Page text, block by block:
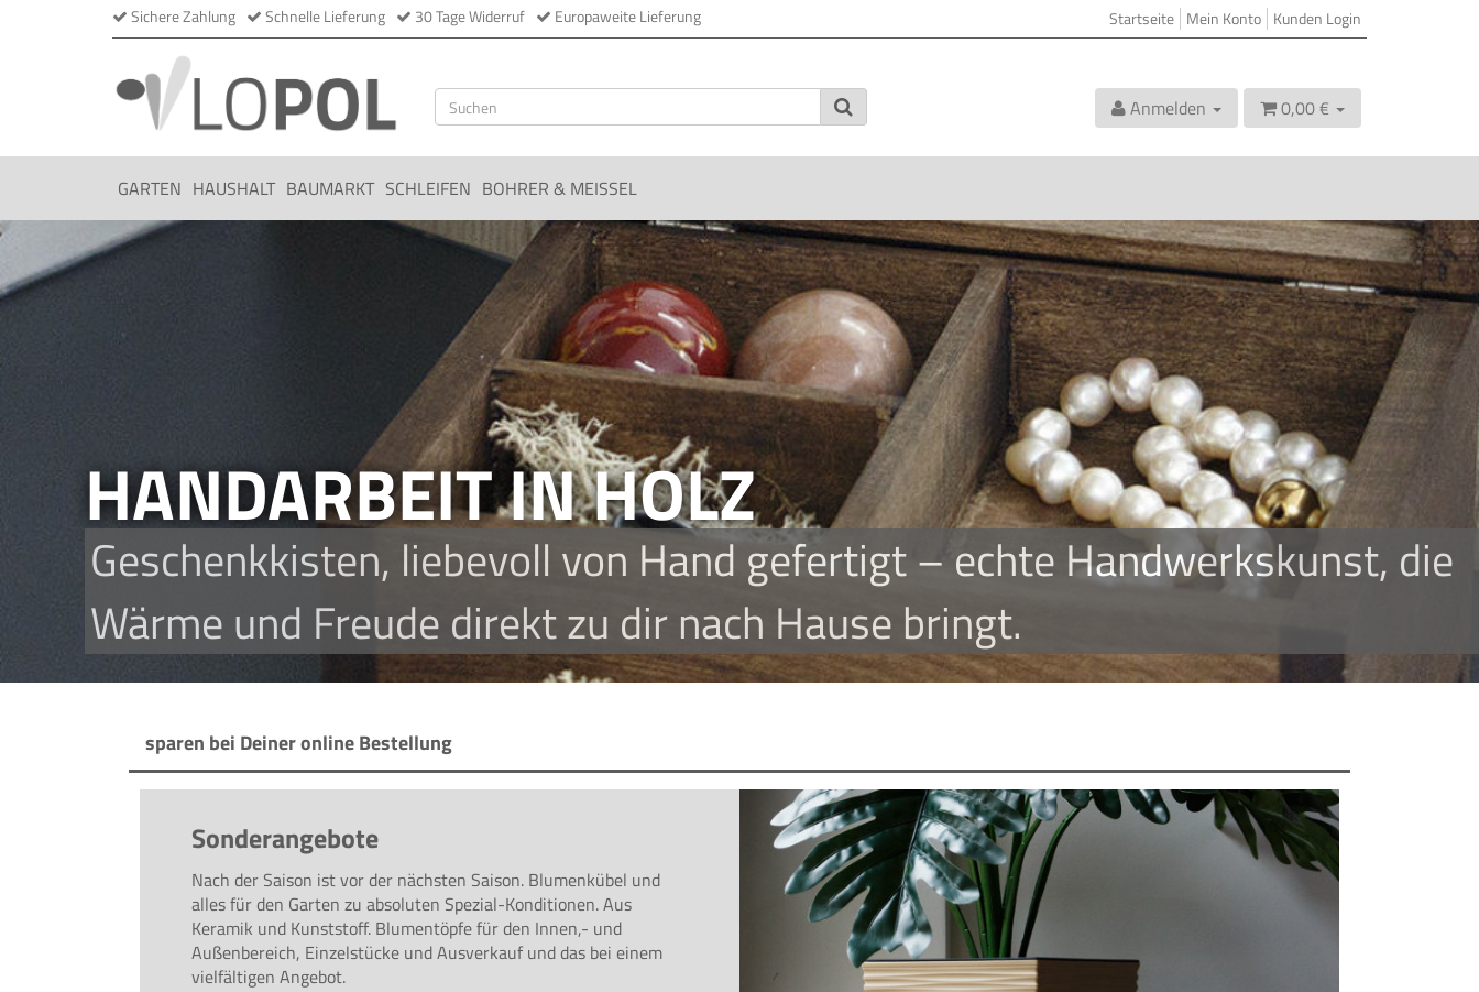
Sichere Zahlung Schnelle Lieferung 30 Tage Widerruf Europaweite Lieferung Startseite Mein Konto Kunden Login
Anmelden 0,00 €
GARTEN HAUSHALT BAUMARKT SCHLEIFEN BOHRER & MEISSEL
sparen bei Deiner online Bestellung
Sonderangebote
Nach der Saison ist vor der nächsten Saison. Blumenkübel und
alles für den Garten zu absoluten Spezial-Konditionen. Aus
Keramik und Kunststoff. Blumentöpfe für den Innen,- und
Außenbereich, Einzelstücke und Ausverkauf und das bei einem
vielfältigen Angebot.